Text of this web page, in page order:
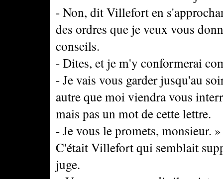
- Non, dit Villefort en
des ordres que je veux vous
conseils.
- Dites, et je m'y conformerai
- Je vais vous garder jusqu'au
autre que moi viendra vous
mais pas un mot de cette lettre.
- Je vous le promets, monsieur. »
C'était Villefort qui semblait
juge.